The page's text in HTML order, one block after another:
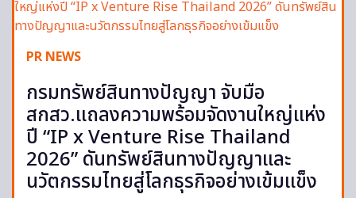
PR NEWS
กรมทรัพย์สินทางปัญญา จับมือ
สกสว.แถลงความพร้อมจัดงานใหญ่แห่ง
ปี “IP x Venture Rise Thailand
2026” ดันทรัพย์สินทางปัญญาและ
นวัตกรรมไทยสู่โลกธุรกิจอย่างเข้มแข็ง